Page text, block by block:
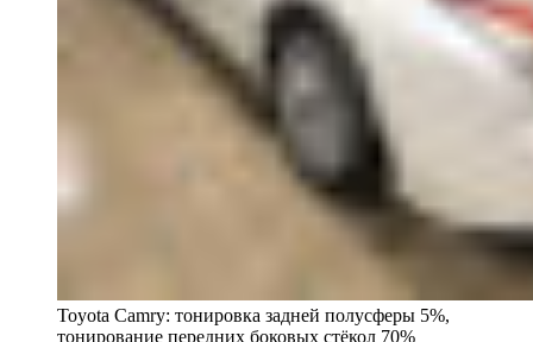
Toyota Camry: тонировка задней полусферы 5%,
тонирование передних боковых стёкол 70%